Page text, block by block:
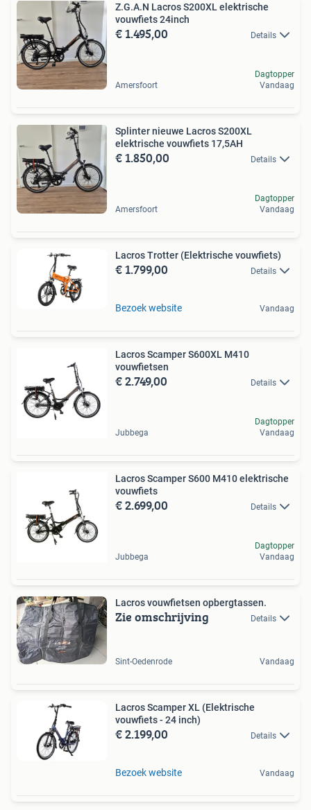
Z.G.A.N Lacros S200XL elektrische
vouwfiets 24inch
€ 1.495,00 Details
Amersfoort
Dagtopper
Vandaag
Splinter nieuwe Lacros S200XL
elektrische vouwfiets 17,5AH
€ 1.850,00 Details
Amersfoort
Dagtopper
Vandaag
Lacros Trotter (Elektrische vouwfiets)
€ 1.799,00 Details
Bezoek website Vandaag
Lacros Scamper S600XL M410
vouwfietsen
€ 2.749,00 Details
Jubbega
Dagtopper
Vandaag
Lacros Scamper S600 M410 elektrische
vouwfiets
€ 2.699,00 Details
Jubbega
Dagtopper
Vandaag
Lacros vouwfietsen opbergtassen.
Zie omschrijving Details
Sint-Oedenrode Vandaag
Lacros Scamper XL (Elektrische
vouwfiets - 24 inch)
€ 2.199,00 Details
Bezoek website Vandaag